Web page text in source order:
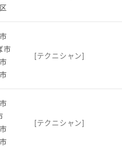
市
[テクニシャン]
[テクニシャン]